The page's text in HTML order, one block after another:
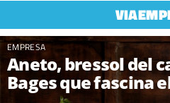
EMPRESA
Aneto, bressol del
Bages que fascina